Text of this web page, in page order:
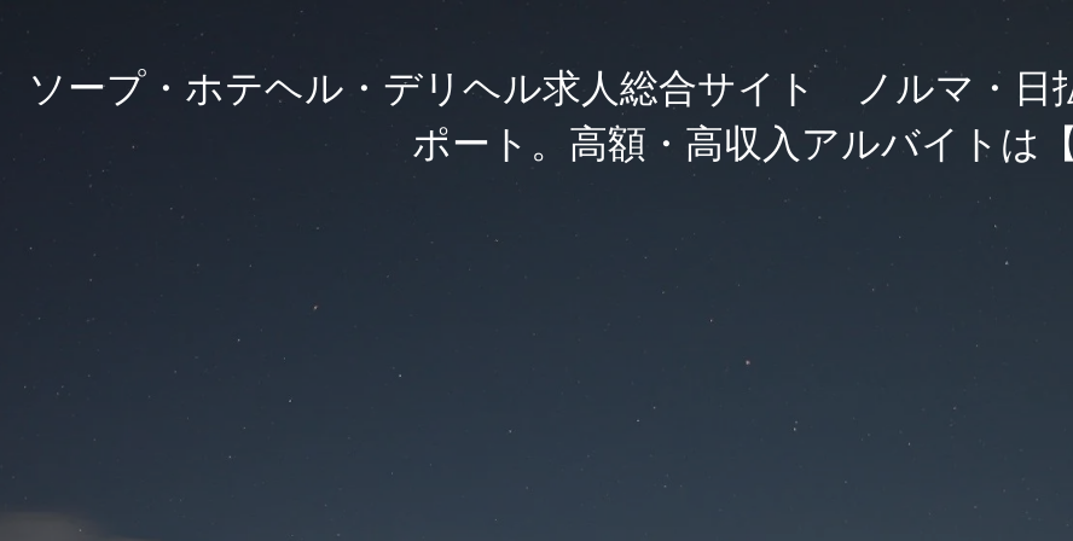
ソープ・ホテヘル・デリヘル求人総合サイト ノルマ・日
ポート。高額・高収入アルバイトは【